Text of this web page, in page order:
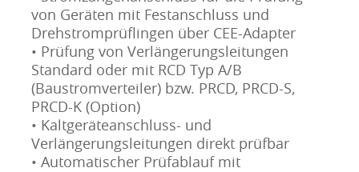
von Geräten mit Festanschluss und
Drehstromprüflingen über CEE-Adapter
• Prüfung von Verlängerungsleitungen
Standard oder mit RCD Typ A/B
(Baustromverteiler) bzw. PRCD, PRCD-S,
PRCD-K (Option)
• Kaltgeräteanschluss- und
Verlängerungsleitungen direkt prüfbar
• Automatischer Prüfablauf mit